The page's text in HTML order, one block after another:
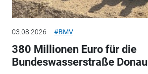
03.08.2026 #BMV
380 Millionen Euro für die
Bundeswasserstraße Donau